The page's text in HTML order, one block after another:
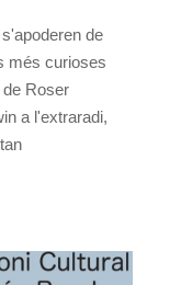
de
més curioses
Roser
a l'extraradi,